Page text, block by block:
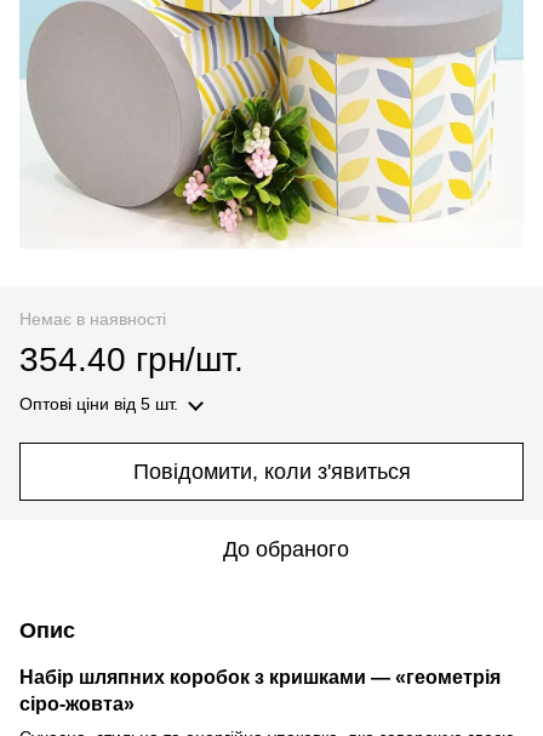
Немає в наявності
354.40 грн/шт.
Оптові ціни від 5 шт.
Повідомити, коли з'явиться
До обраного
Опис
Набір шляпних коробок з кришками — «геометрія
сіро-жовта»